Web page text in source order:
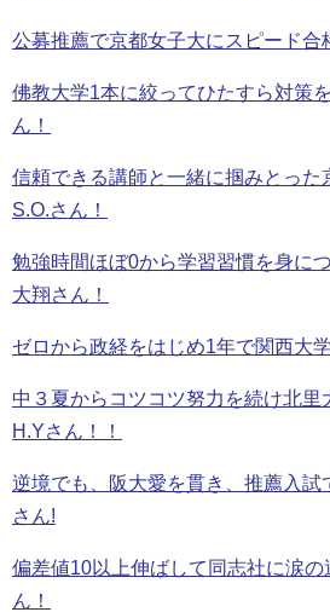
公募推薦で京都女子大にスピード合
佛教大学1本に絞ってひたすら対策
ん！
信頼できる講師と一緒に掴みとった
S.O.さん！
勉強時間ほぼ0から学習習慣を身に
大翔さん！
ゼロから政経をはじめ1年で関西大
中３夏からコツコツ努力を続け北里
H.Yさん！！
逆境でも、阪大愛を貫き、推薦入試
さん!
偏差値10以上伸ばして同志社に涙の
ん！